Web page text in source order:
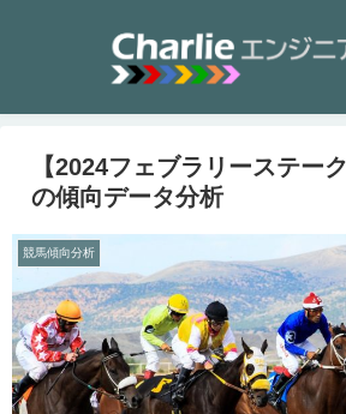
【2024フェブラリーステー
の傾向データ分析
競馬傾向分析